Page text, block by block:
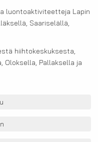
luontoaktiviteetteja Lapin
Saariselällä,
hiihtokeskuksesta,
Oloksella, Pallaksella ja